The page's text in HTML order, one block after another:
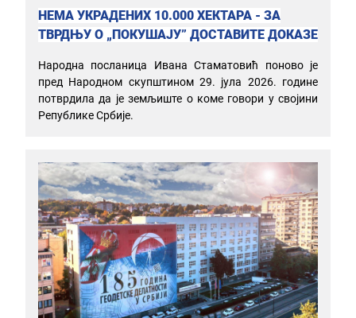
НЕМА УКРАДЕНИХ 10.000 ХЕКТАРА - ЗА
ТВРДЊУ О „ПОКУШАЈУ” ДОСТАВИТЕ ДОКАЗЕ
Народна посланица Ивана Стаматовић поново је
пред Народном скупштином 29. јула 2026. године
потврдила да је земљиште о коме говори у својини
Републике Србије.